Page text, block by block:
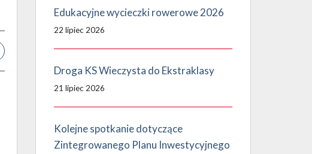
Edukacyjne wycieczki rowerowe 2026
22 lipiec 2026
Droga KS Wieczysta do Ekstraklasy
21 lipiec 2026
Kolejne spotkanie dotyczące
Zintegrowanego Planu Inwestycyjnego